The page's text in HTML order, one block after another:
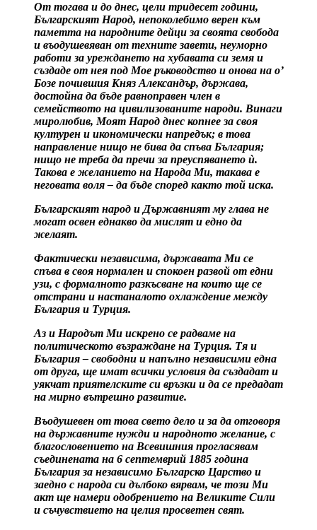
От тогава и до днес, цели тридесет години,
Българският Народ, непоколебимо верен към
паметта на народните дейци за своята свобода
и въодушевяван от техните завети, неуморно
работи за уреждането на хубавата си земя и
създаде от нея под Мое ръководство и онова на о’
Бозе почившия Княз Александър, държава,
достойна да бъде равноправен член в
семейството на цивилизованите народи. Винаги
миролюбив, Моят Народ днес копнее за своя
културен и икономически напредък; в това
направление нищо не бива да спъва България;
нищо не треба да пречи за преуспяването ѝ.
Такова е желанието на Народа Ми, такава е
неговата воля – да бъде според както той иска.
Българският народ и Държавният му глава не
могат освен еднакво да мислят и едно да
желаят.
Фактически независима, държавата Ми се
спъва в своя нормален и спокоен развой от едни
узи, с формалното разкъсване на които ще се
отстрани и настаналото охлаждение между
България и Турция.
Аз и Народът Ми искрено се радваме на
политическото възраждане на Турция. Тя и
България – свободни и напълно независими една
от друга, ще имат всички условия да създадат и
уякчат приятелските си връзки и да се предадат
на мирно вътрешно развитие.
Въодушевен от това свето дело и за да отговоря
на държавните нужди и народното желание, с
благословението на Всевишния прогласявам
съединената на 6 септемврий 1885 година
България за независимо Българско Царство и
заедно с народа си дълбоко вярвам, че този Ми
акт ще намери одобрението на Великите Сили
и съчувствието на целия просветен свят.